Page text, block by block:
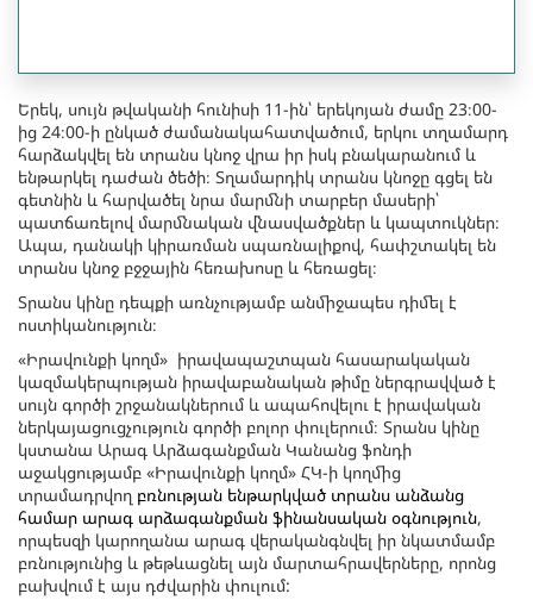
Երեկ, սույն թվականի հունիսի 11-ին՝ երեկոյան ժամը 23։00-
ից 24։00-ի ընկած ժամանակահատվածում, երկու տղամարդ
հարձակվել են տրանս կնոջ վրա իր իսկ բնակարանում և
ենթարկել դաժան ծեծի։ Տղամարդիկ տրանս կնոջը գցել են
գետնին և հարվածել նրա մարմնի տարբեր մասերի՝
պատճառելով մարմնական վնասվածքներ և կապտուկներ։
Ապա, դանակի կիրառման սպառնալիքով, հափշտակել են
տրանս կնոջ բջջային հեռախոսը և հեռացել։
Տրանս կինը դեպքի առնչությամբ անմիջապես դիմել է
ոստիկանություն։
«Իրավունքի կողմ» իրավապաշտպան հասարակական
կազմակերպության իրավաբանական թիմը ներգրավված է
սույն գործի շրջանակներում և ապահովելու է իրավական
ներկայացուցչություն գործի բոլոր փուլերում։ Տրանս կինը
կստանա Արագ Արձագանքման Կանանց ֆոնդի
աջակցությամբ «Իրավունքի կողմ» ՀԿ-ի կողմից
տրամադրվող բռնության ենթարկված տրանս անձանց
համար արագ արձագանքման ֆինանսական օգնություն,
որպեսզի կարողանա արագ վերականգնվել իր նկատմամբ
բռնությունից և թեթևացնել այն մարտահրավերները, որոնց
բախվում է այս դժվարին փուլում: